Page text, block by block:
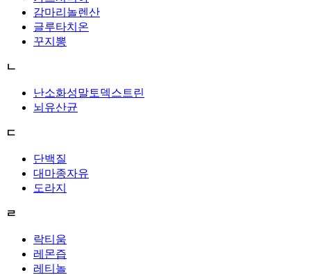
감마리놀렌산
글루타치온
꾸지뽕
ㄴ
난소화성말토덱스트린
뇌유산균
ㄷ
단백질
대마종자유
도라지
ㄹ
락티움
레몬즙
레티놀